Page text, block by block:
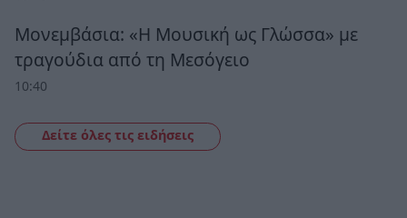
Μονεμβάσια: «Η Μουσική ως Γλώσσα» με
τραγούδια από τη Μεσόγειο
10:40
Δείτε όλες τις ειδήσεις